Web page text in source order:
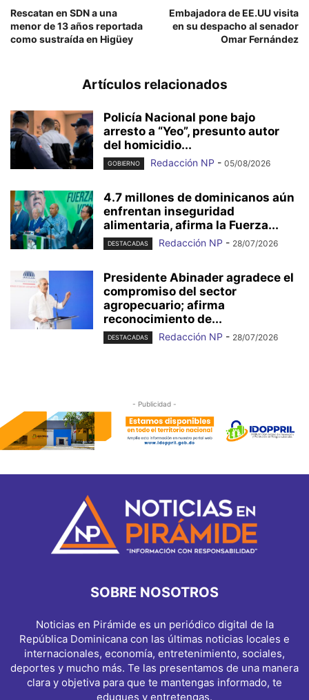
Rescatan en SDN a una
menor de 13 años reportada
como sustraída en Higüey
Embajadora de EE.UU visita
en su despacho al senador
Omar Fernández
Artículos relacionados
Policía Nacional pone bajo
arresto a “Yeo”, presunto autor
del homicidio...
GOBIERNO Redacción NP - 05/08/2026
4.7 millones de dominicanos aún
enfrentan inseguridad
alimentaria, afirma la Fuerza...
DESTACADAS Redacción NP - 28/07/2026
Presidente Abinader agradece el
compromiso del sector
agropecuario; afirma
reconocimiento de...
DESTACADAS Redacción NP - 28/07/2026
- Publicidad -
SOBRE NOSOTROS
Noticias en Pirámide es un periódico digital de la
República Dominicana con las últimas noticias locales e
internacionales, economía, entretenimiento, sociales,
deportes y mucho más. Te las presentamos de una manera
clara y objetiva para que te mantengas informado, te
eduques y entretengas.